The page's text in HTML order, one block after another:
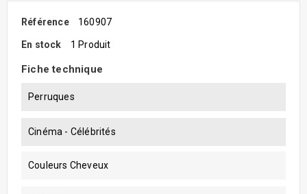
Référence 160907
En stock 1 Produit
Fiche technique
Perruques
Cinéma - Célébrités
Couleurs Cheveux